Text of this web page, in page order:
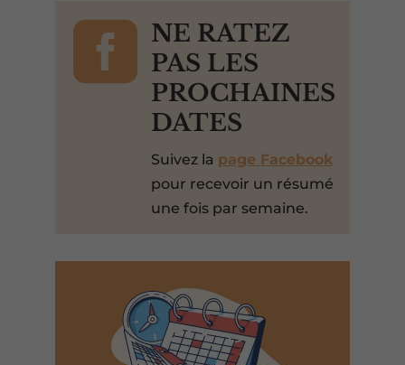

NE RATEZ
PAS LES
PROCHAINES
DATES
Suivez la page Facebook
pour recevoir un résumé
une fois par semaine.